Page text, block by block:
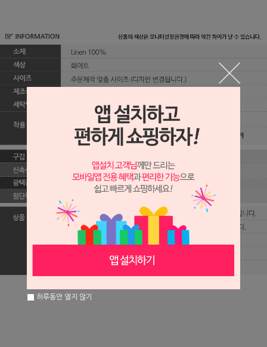
하루동안 열지 않기